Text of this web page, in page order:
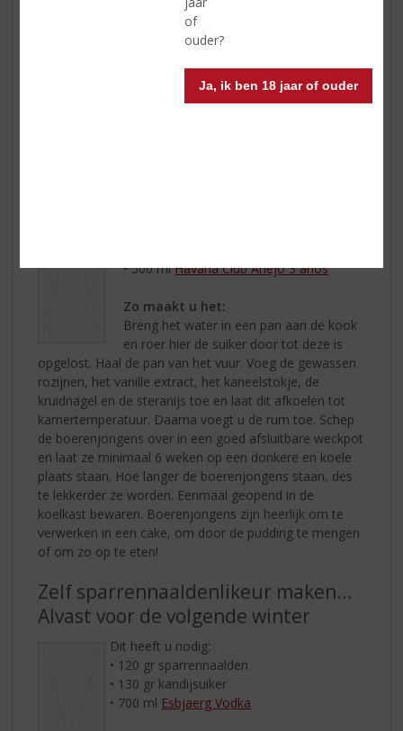
of
ouder?
Ja, ik ben 18 jaar of ouder
Zelf boerenjongens maken…
• 500 mlHavana Club Añejo 3 años
Zo maakt u het:
Breng het water in een pan aan de kook
en roer hier de suiker door tot deze is
opgelost. Haal de pan van het vuur. Voeg de gewassen
rozijnen, het vanille extract, het kaneelstokje, de
kruidnagel en de steranijs toe en laat dit afkoelen tot
kamertemperatuur. Daarna voegt u de rum toe. Schep
de boerenjongens over in een goed afsluitbare weckpot
en laat ze minimaal 6 weken op een donkere en koele
plaats staan. Hoe langer de boerenjongens staan, des
te lekkerder ze worden. Eenmaal geopend in de
koelkast bewaren. Boerenjongens zijn heerlijk om te
verwerken in een cake, om door de pudding te mengen
of om zo op te eten!
Zelf sparrennaaldenlikeur maken…
Alvast voor de volgende winter
Dit heeft u nodig:
• 120 gr sparrennaalden
• 130 gr kandijsuiker
• 700 ml Esbjaerg Vodka